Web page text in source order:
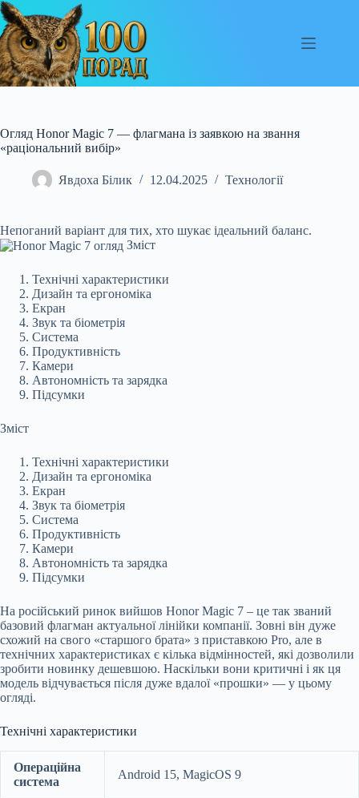
Перейти
до
вмісту
Огляд Honor Magic 7 — флагмана із заявкою на звання
«раціональний вибір»
Явдоха Білик 12.04.2025 Технології
Непоганий варіант для тих, хто шукає ідеальний баланс.
Зміст
Технічні характеристики
Дизайн та ергономіка
Екран
Звук та біометрія
Система
Продуктивність
Камери
Автономність та зарядка
Підсумки
Зміст
Технічні характеристики
Дизайн та ергономіка
Екран
Звук та біометрія
Система
Продуктивність
Камери
Автономність та зарядка
Підсумки
На російський ринок вийшов Honor Magic 7 – це так званий
базовий флагман актуальної лінійки компанії. Зовні він дуже
схожий на свого «старшого брата» з приставкою Pro, але в
технічних характеристиках є кілька відмінностей, які дозволили
зробити новинку дешевшою. Наскільки вони критичні і як ця
модель відчувається після дуже вдалої «прошки» — у цьому
огляді.
Технічні характеристики
Операційна
система
Android 15, MagicOS 9